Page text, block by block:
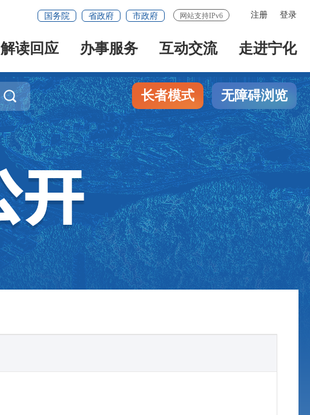
注册 登录
国务院 省政府 市政府 网站支持IPv6
解读回应 办事服务 互动交流 走进宁化
 长者模式 无障碍浏览